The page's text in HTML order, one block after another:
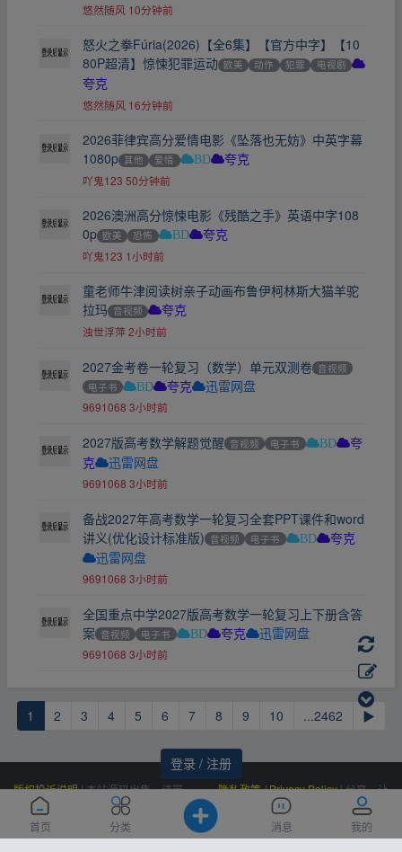
首页 分类 消息 我的
登录 / 注册
悠然随风 10分钟前
怒火之拳Fúria(2026)【全6集】【官方中字】【10
80P超清】惊悚犯罪运动 欧美 动作 犯罪 电视剧
夸克
悠然随风 16分钟前
2026菲律宾高分爱情电影《坠落也无妨》中英字幕
1080p 其他 爱情 BD 夸克
吖鬼123 50分钟前
2026澳洲高分惊悚电影《残酷之手》英语中字108
0p 欧美 恐怖 BD 夸克
吖鬼123 1小时前
童老师牛津阅读树亲子动画布鲁伊柯林斯大猫羊驼
拉玛 音视频 夸克
浊世浮萍 2小时前
2027金考卷一轮复习（数学）单元双测卷 音视频
电子书
BD 夸克 迅雷网盘
9691068 3小时前
2027版高考数学解题觉醒 音视频 电子书 BD
夸
克
迅雷网盘
9691068 3小时前
备战2027年高考数学一轮复习全套PPT课件和word
讲义(优化设计标准版) 音视频 电子书 BD
夸克
迅雷网盘
9691068 3小时前
全国重点中学2027版高考数学一轮复习上下册含答
案 音视频 电子书 BD 夸克 迅雷网盘
9691068 3小时前
1 2 3 4 5 6 7 8 9 10 ...2462 ▶
版权投诉说明|本站源码出售，请带
价邮箱联系，非诚勿扰！
隐私政策 / Privacy Policy|分享，让
资源更有价值！
Powered by
云盘资源网|
(Contact Us)：
|Processed: 0.916, SQL:
11|感谢恒创科技赞助